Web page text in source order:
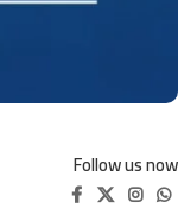
Follow us now